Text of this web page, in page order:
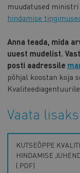
muudatused
hindamise
Anna teada, mida
uuest mudelist.
posti aadressile
põhjal koostan koja
Kvaliteediagentuurile.
Vaata
KUTSEÕPPE
HINDAMISE
(.PDF)